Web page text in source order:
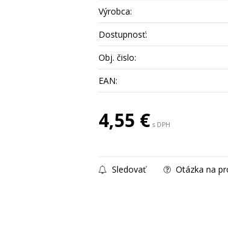
Výrobca:
Dostupnosť:
Obj. čislo:
EAN:
4,55 € s DPH
Sledovať Otázka na